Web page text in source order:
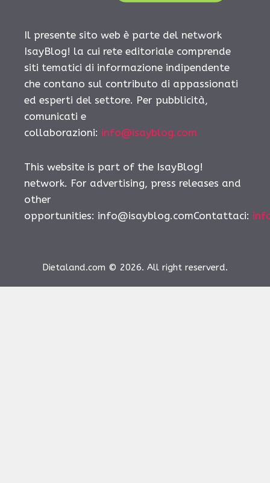
Il presente sito web è parte del network
IsayBlog! la cui rete editoriale comprende
siti tematici di informazione indipendente
che contano sul contributo di appassionati
ed esperti del settore. Per pubblicità,
comunicati e
collaborazioni: info@isayblog.com
This website is part of the IsayBlog!
network. For advertising, press releases and
other
opportunities: info@isayblog.comContattaci:
Dietaland.com © 2026. All right reserverd.